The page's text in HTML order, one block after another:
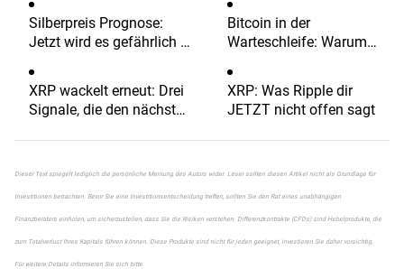
vor weiterer Korrektur
Weißes Haus kündigt
Zollsenkung zum 2. April
an
Silberpreis Prognose:
Jetzt wird es gefährlich –
nächsten Rutsch stehen
könnte
Bitcoin in der
Warteschleife: Warum
Ausbruch noch auf sich
warten könnte
XRP wackelt erneut: Drei
Signale, die den nächsten
könnten
XRP: Was Ripple dir
JETZT nicht offen sagt
Dieser Text spiegelt lediglich die persönliche Meinung des Autors wider. Leser sollten diesen Artikel nicht als Grundlage für
Investitionen betrachten. Bevor Sie eine Investitionsentscheidung treffen, sollten Sie den Rat eines unabhängigen
Finanzberaters einholen, um sicherzustellen, dass Sie die Risiken verstehen. Differenzkontrakte (CFDs) sind Hebelprodukte, die
zum Totalverlust Ihres Kapitals führen können. Diese Produkte sind nicht für jeden geeignet, investieren Sie daher vorsichtig.
Für weitere Details informieren Sie sich bitte.